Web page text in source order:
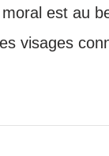
est au
visages